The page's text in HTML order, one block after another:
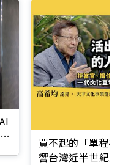
買不起的「單程
響台灣近半世紀